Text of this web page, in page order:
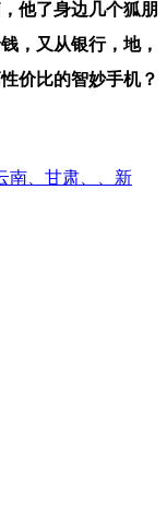
他了身边几个狐朋
，又从银行，地，
价比的智妙手机？
南、甘肃、、新